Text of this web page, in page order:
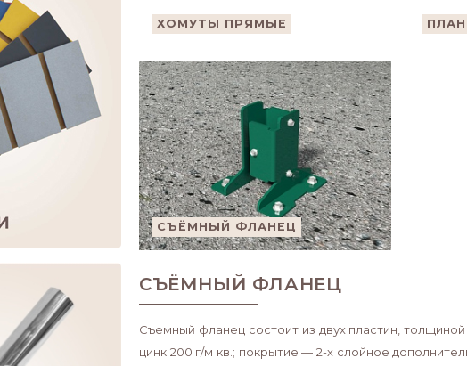
ХОМУТЫ ПРЯМЫЕ
СЪЁМНЫЙ ФЛАНЕЦ
СЪЁМНЫЙ ФЛАНЕЦ
Съемный фланец состоит из двух пластин,
цинк 200 г/м кв.; покрытие — 2-х слойное